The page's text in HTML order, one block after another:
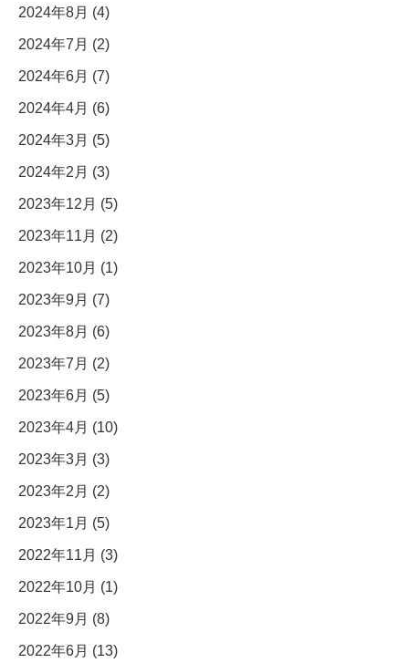
2024年8月 (4)
2024年7月 (2)
2024年6月 (7)
2024年4月 (6)
2024年3月 (5)
2024年2月 (3)
2023年12月 (5)
2023年11月 (2)
2023年10月 (1)
2023年9月 (7)
2023年8月 (6)
2023年7月 (2)
2023年6月 (5)
2023年4月 (10)
2023年3月 (3)
2023年2月 (2)
2023年1月 (5)
2022年11月 (3)
2022年10月 (1)
2022年9月 (8)
2022年6月 (13)